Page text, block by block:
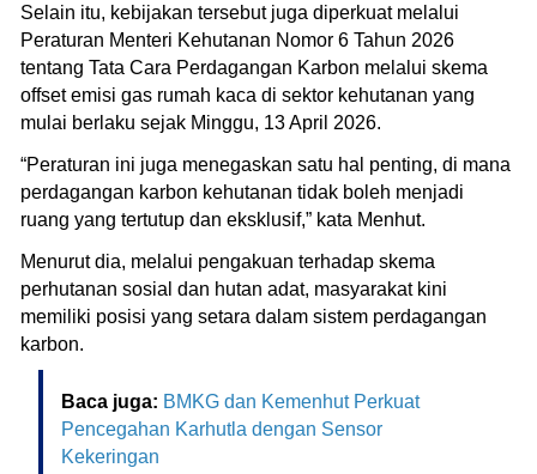
Selain itu, kebijakan tersebut juga diperkuat melalui
Peraturan Menteri Kehutanan Nomor 6 Tahun 2026
tentang Tata Cara Perdagangan Karbon melalui skema
offset emisi gas rumah kaca di sektor kehutanan yang
mulai berlaku sejak Minggu, 13 April 2026.
“Peraturan ini juga menegaskan satu hal penting, di mana
perdagangan karbon kehutanan tidak boleh menjadi
ruang yang tertutup dan eksklusif,” kata Menhut.
Menurut dia, melalui pengakuan terhadap skema
perhutanan sosial dan hutan adat, masyarakat kini
memiliki posisi yang setara dalam sistem perdagangan
karbon.
Baca juga: BMKG dan Kemenhut Perkuat
Pencegahan Karhutla dengan Sensor
Kekeringan